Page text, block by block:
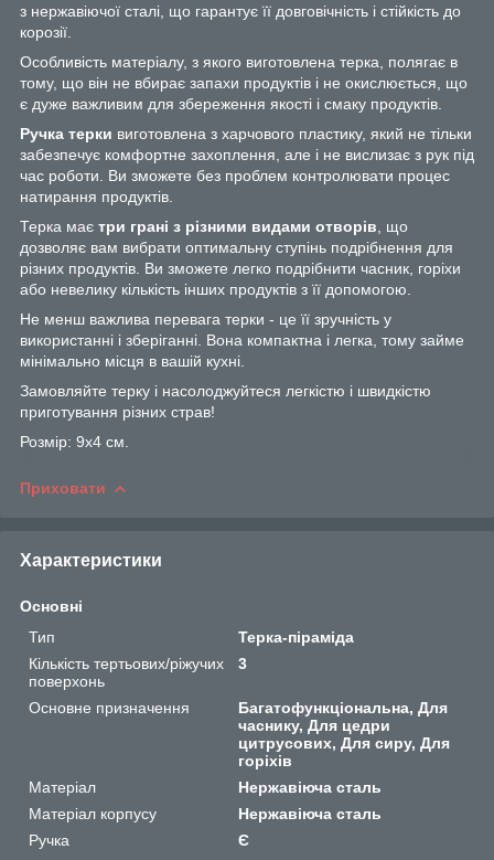
з нержавіючої сталі, що гарантує її довговічність і стійкість до
корозії.
Особливість матеріалу, з якого виготовлена терка, полягає в
тому, що він не вбирає запахи продуктів і не окислюється, що
є дуже важливим для збереження якості і смаку продуктів.
Ручка терки виготовлена з харчового пластику, який не тільки
забезпечує комфортне захоплення, але і не вислизає з рук під
час роботи. Ви зможете без проблем контролювати процес
натирання продуктів.
Терка має три грані з різними видами отворів , що
дозволяє вам вибрати оптимальну ступінь подрібнення для
різних продуктів. Ви зможете легко подрібнити часник, горіхи
або невелику кількість інших продуктів з її допомогою.
Не менш важлива перевага терки - це її зручність у
використанні і зберіганні. Вона компактна і легка, тому займе
мінімально місця в вашій кухні.
Замовляйте терку і насолоджуйтеся легкістю і швидкістю
приготування різних страв!
Розмір: 9х4 см.
Приховати
Характеристики
Основні
Тип
Терка-піраміда
Кількість тертьових/ріжучих
поверхонь
3
Основне призначення
Багатофункціональна, Для
часнику, Для цедри
цитрусових, Для сиру, Для
горіхів
Матеріал
Нержавіюча сталь
Матеріал корпусу
Нержавіюча сталь
Ручка
Є